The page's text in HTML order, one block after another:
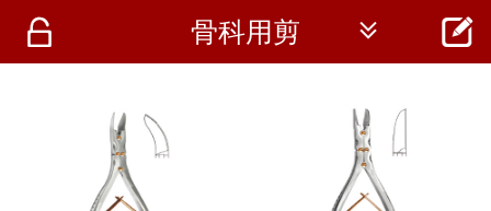
 首页
仪器
医疗资讯
 骨科用剪  